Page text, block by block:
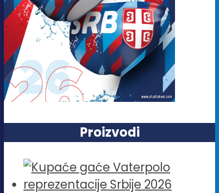
Proizvodi